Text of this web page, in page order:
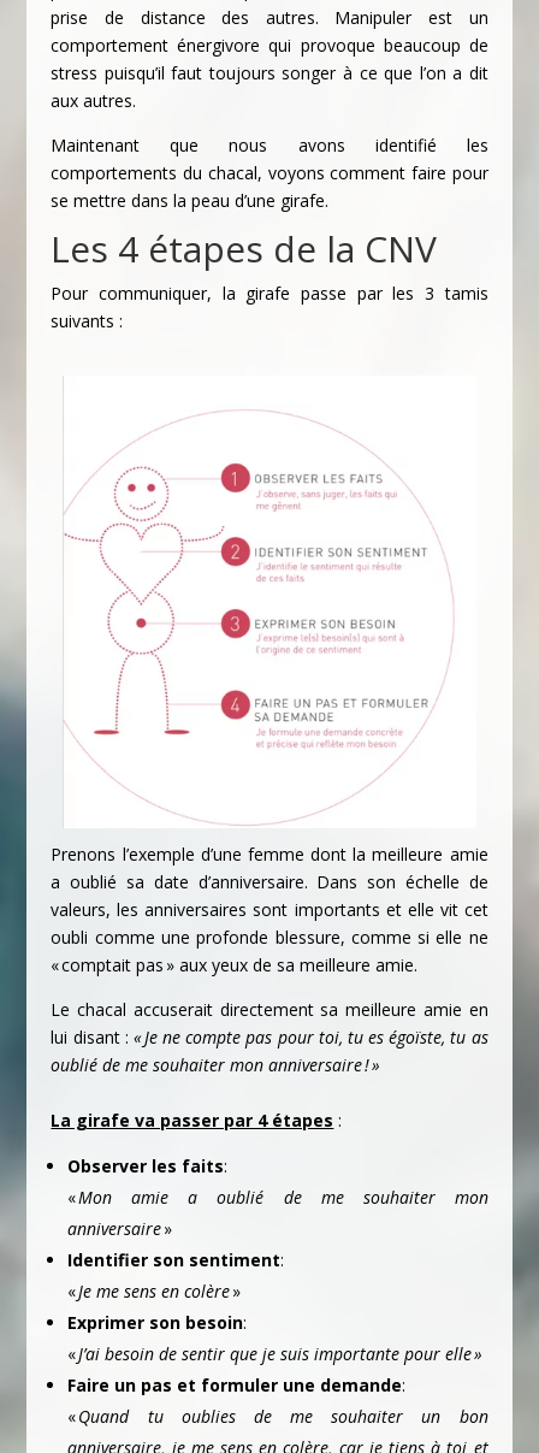
prise de distance des autres. Manipuler est un
comportement énergivore qui provoque beaucoup de
stress puisqu’il faut toujours songer à ce que l’on a dit
aux autres.
Maintenant que nous avons identifié les
comportements du chacal, voyons comment faire pour
se mettre dans la peau d’une girafe.
Les 4 étapes de la CNV
Pour communiquer, la girafe passe par les 3 tamis
suivants :
Prenons l’exemple d’une femme dont la meilleure amie
a oublié sa date d’anniversaire. Dans son échelle de
valeurs, les anniversaires sont importants et elle vit cet
oubli comme une profonde blessure, comme si elle ne
« comptait pas » aux yeux de sa meilleure amie.
Le chacal accuserait directement sa meilleure amie en
lui disant : « Je ne compte pas pour toi, tu es égoïste, tu as
oublié de me souhaiter mon anniversaire ! »
La girafe va passer par 4 étapes :
Observer les faits:
«Mon amie a oublié de me souhaiter mon
anniversaire»
Identifier son sentiment:
«Je me sens en colère»
Exprimer son besoin:
«J’ai besoin de sentir que je suis importante pour elle »
Faire un pas et formuler une demande:
«Quand tu oublies de me souhaiter un bon
anniversaire, je me sens en colère, car je tiens à toi et